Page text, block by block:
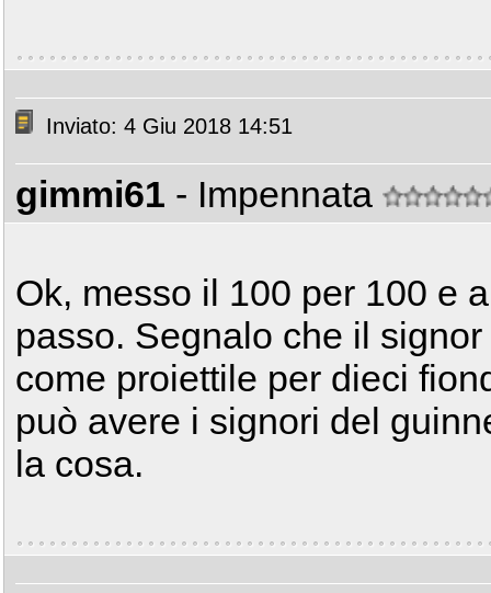
Inviato: 4 Giu 2018 14:51
gimmi61 - Impennata
Ok, messo il 100 per 100 e
passo. Segnalo che il
come proiettile per dieci
può avere i signori del
la cosa.